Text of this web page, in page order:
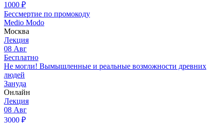
1000 ₽
Бессмертие по промокоду
Medio Modo
Москва
Лекция
08 Авг
Бесплатно
Не могли! Вымышленные и реальные возможности древних
людей
Зануда
Онлайн
Лекция
08 Авг
3000 ₽